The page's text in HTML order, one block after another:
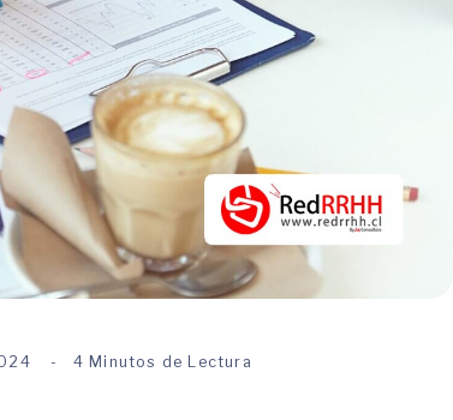
4 Minutos de Lectura